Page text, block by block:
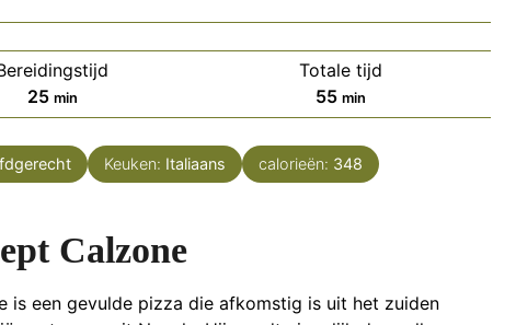
25minuten
min
Totale tijd
55minuten
min
Keuken: Italiaans calorieën: 348
Calzone
is een gevulde pizza die afkomstig is uit het zuiden